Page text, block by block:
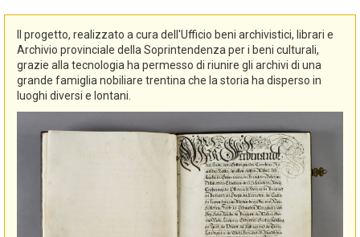
Il progetto, realizzato a cura dell'Ufficio beni archivistici, librari e
Archivio provinciale della Soprintendenza per i beni culturali,
grazie alla tecnologia ha permesso di riunire gli archivi di una
grande famiglia nobiliare trentina che la storia ha disperso in
luoghi diversi e lontani.